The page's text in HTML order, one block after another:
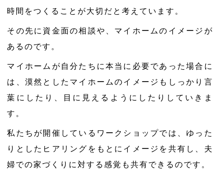
時間をつくることが大切だと考えています。
その先に資金面の相談や、マイホームのイメージが
あるのです。
マイホームが自分たちに本当に必要であった場合に
は、漠然としたマイホームのイメージもしっかり言
葉にしたり、目に見えるようにしたりしていきま
す。
私たちが開催しているワークショップでは、ゆった
りとしたヒアリングをもとにイメージを共有し、夫
婦での家づくりに対する感覚も共有できるのです。